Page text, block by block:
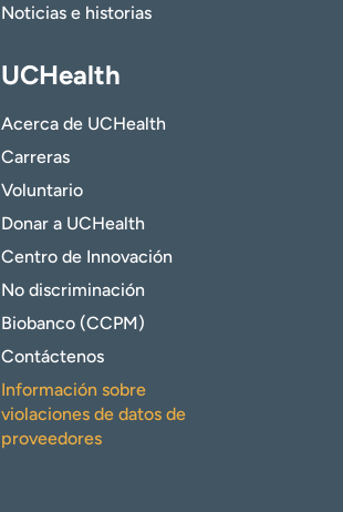
Noticias e historias
UCHealth
Acerca de UCHealth
Carreras
Voluntario
Donar a UCHealth
Centro de Innovación
No discriminación
Biobanco (CCPM)
Contáctenos
Información sobre
violaciones de datos de
proveedores